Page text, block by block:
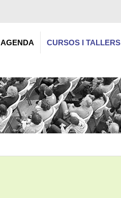
AGENDA CURSOS I TALLERS